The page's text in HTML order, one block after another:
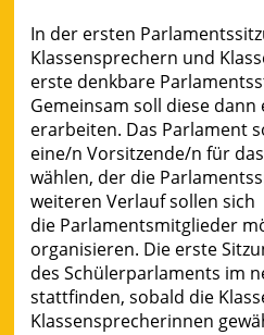
In der ersten
Klassensprechern und
erste denkbare
Gemeinsam soll diese
erarbeiten. Das Parlament
eine/n Vorsitzende/n für
wählen, der die
weiteren Verlauf sollen sich
die Parlamentsmitglieder
organisieren. Die erste
des Schülerparlaments im
stattfinden, sobald die
Klassensprecherinnen